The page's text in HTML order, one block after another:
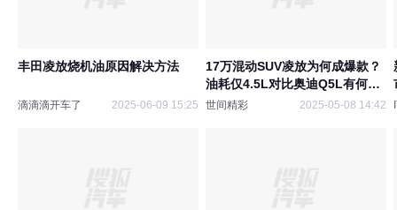
丰田凌放烧机油原因解决方法
滴滴滴开车了 2025-06-09 15:25
17万混动SUV凌放为何成爆款？
油耗仅4.5L对比奥迪Q5L有何优
势？
世间精彩 2025-05-08 14:42